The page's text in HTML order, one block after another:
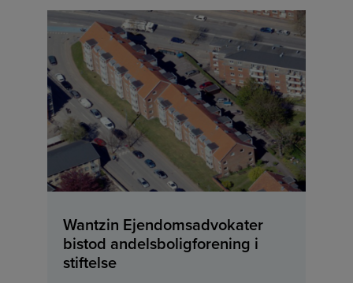
Wantzin Ejendomsadvokater
bistod andelsboligforening i
stiftelse